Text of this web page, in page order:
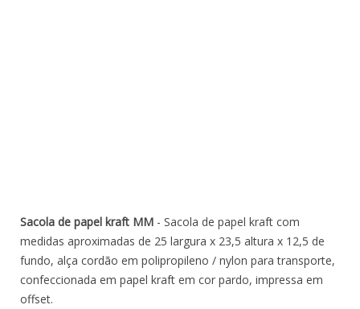
Sacola de papel kraft MM - Sacola de papel kraft com
medidas aproximadas de 25 largura x 23,5 altura x 12,5 de
fundo, alça cordão em polipropileno / nylon para transporte,
confeccionada em papel kraft em cor pardo, impressa em
offset.